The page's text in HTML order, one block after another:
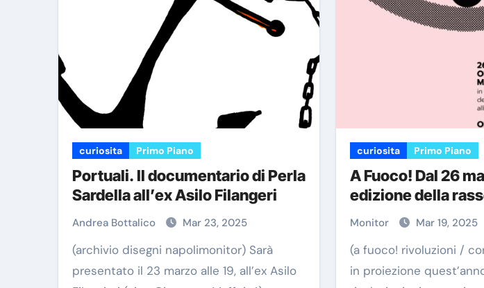
curiosita Primo Piano
Portuali. Il documentario di Perla
Sardella all’ex Asilo Filangeri
Andrea Bottalico Mar 23, 2025
(archivio disegni napolimonitor) Sarà
presentato il 23 marzo alle 19, all’ex Asilo
curiosita Primo Piano
A Fuoco! Dal 26
edizione della
Monitor Mar 19, 2025
(a fuoco! rivoluzioni / contraddizioni) I film
in proiezione